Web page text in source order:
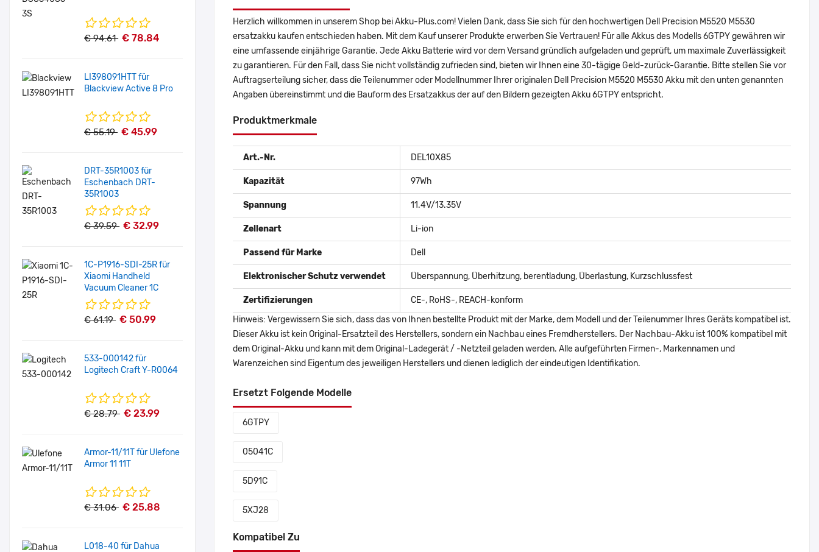
€ 94.61 € 78.84
LI398091HTT für
Blackview Active 8 Pro
€ 55.19 € 45.99
DRT-35R1003 für
Eschenbach DRT-
35R1003
€ 39.59 € 32.99
1C-P1916-SDI-25R für
Xiaomi Handheld
Vacuum Cleaner 1C
€ 61.19 € 50.99
533-000142 für
Logitech Craft Y-R0064
€ 28.79 € 23.99
Armor-11/11T für Ulefone
Armor 11 11T
€ 31.06 € 25.88
L018-40 für Dahua
Herzlich willkommen in unserem Shop bei Akku-Plus.com! Vielen Dank, dass Sie sich für den hochwertigen Dell Precision M5520 M5530
ersatzakku kaufen entschieden haben. Mit dem Kauf unserer Produkte erwerben Sie Vertrauen! Für alle Akkus des Modells 6GTPY gewähren wir
eine umfassende einjährige Garantie. Jede Akku Batterie wird vor dem Versand gründlich aufgeladen und geprüft, um maximale Zuverlässigkeit
zu garantieren. Für den Fall, dass Sie nicht vollständig zufrieden sind, bieten wir Ihnen eine 30-tägige Geld-zurück-Garantie. Bitte stellen Sie vor
Auftragserteilung sicher, dass die Teilenummer oder Modellnummer Ihrer originalen Dell Precision M5520 M5530 Akku mit den unten genannten
Angaben übereinstimmt und die Bauform des Ersatzakkus der auf den Bildern gezeigten Akku 6GTPY entspricht.
Produktmerkmale
Art.-Nr. DEL10X85
Kapazität 97Wh
Spannung 11.4V/13.35V
Zellenart Li-ion
Passend für Marke Dell
Elektronischer Schutz verwendet Überspannung, Überhitzung, berentladung, Überlastung, Kurzschlussfest
Zertifizierungen
CE-, RoHS-, REACH-konform
Hinweis: Vergewissern Sie sich, dass das von Ihnen bestellte Produkt mit der Marke, dem Modell und der Teilenummer Ihres Geräts kompatibel ist.
Dieser Akku ist kein Original-Ersatzteil des Herstellers, sondern ein Nachbau eines Fremdherstellers. Der Nachbau-Akku ist 100% kompatibel mit
dem Original-Akku und kann mit dem Original-Ladegerät / -Netzteil geladen werden. Alle aufgeführten Firmen-, Markennamen und
Warenzeichen sind Eigentum des jeweiligen Herstellers und dienen lediglich der eindeutigen Identifikation.
Ersetzt Folgende Modelle
6GTPY
05041C
5D91C
5XJ28
Kompatibel Zu